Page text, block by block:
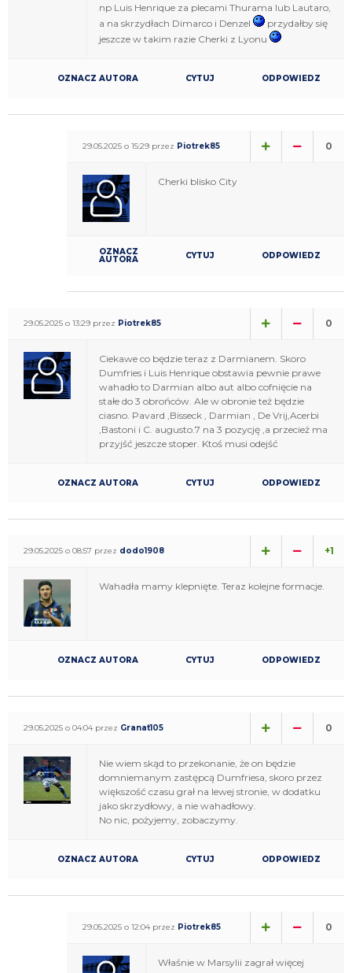
np Luis Henrique za plecami Thurama lub Lautaro,
a na skrzydłach Dimarco i Denzel
przydałby się
jeszcze w takim razie Cherki z Lyonu
OZNACZ AUTORA CYTUJ ODPOWIEDZ
29.05.2025 o 15:29 przez Piotrek85 0
Cherki blisko City
OZNACZ
AUTORA CYTUJ ODPOWIEDZ
29.05.2025 o 13:29 przez Piotrek85 0
Ciekawe co będzie teraz z Darmianem. Skoro
Dumfries i Luis Henrique obstawia pewnie prawe
wahadło to Darmian albo aut albo cofnięcie na
stałe do 3 obrońców. Ale w obronie też będzie
ciasno. Pavard ,Bisseck , Darmian , De Vrij,Acerbi
,Bastoni i C. augusto.7 na 3 pozycję ,a przecież ma
przyjść jeszcze stoper. Ktoś musi odejść
OZNACZ AUTORA CYTUJ ODPOWIEDZ
29.05.2025 o 08:57 przez dodo1908 +1
Wahadła mamy klepnięte. Teraz kolejne formacje.
OZNACZ AUTORA CYTUJ ODPOWIEDZ
29.05.2025 o 04:04 przez Granat105 0
Nie wiem skąd to przekonanie, że on będzie
domniemanym zastępcą Dumfriesa, skoro przez
większość czasu grał na lewej stronie, w dodatku
jako skrzydłowy, a nie wahadłowy.
No nic, pożyjemy, zobaczymy.
OZNACZ AUTORA CYTUJ ODPOWIEDZ
29.05.2025 o 12:04 przez Piotrek85 0
Właśnie w Marsylii zagrał więcej